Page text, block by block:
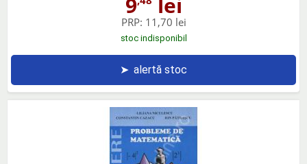
PRP: 11,70 lei
stoc indisponibil
➤ alertă stoc